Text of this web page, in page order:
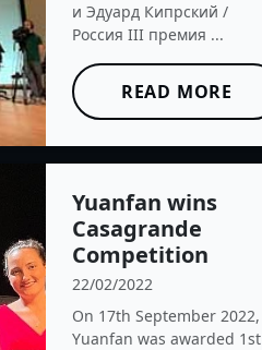
и Эдуард Кипрский /
Россия III премия ...
READ MORE
Yuanfan wins
Casagrande
Competition
22/02/2022
On 17th September 2022,
Yuanfan was awarded 1st